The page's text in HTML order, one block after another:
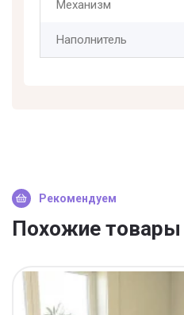
Механизм
Наполнитель
Рекомендуем
Похожие товары